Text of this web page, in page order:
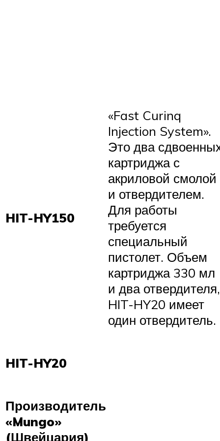
HIT-HY150
«Fast Curinq
Injection System».
Это два
картриджа с
акриловой смолой
и отвердителем.
Для работы
требуется
специальный
пистолет. Объем
картриджа 330 мл
и два отвердителя,
HIT-HY20 имеет
один отвердитель.
HIT-HY20
Производитель
«Mungo»
(Швейцария)